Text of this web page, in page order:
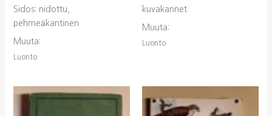
Sidos: nidottu,
pehmeäkantinen
Muuta:
Luonto
kuvakannet
Muuta:
Luonto